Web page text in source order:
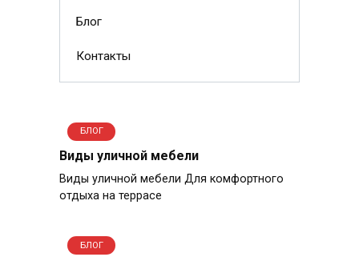
Блог
Контакты
БЛОГ
Виды уличной мебели
Виды уличной мебели Для комфортного
отдыха на террасе
БЛОГ